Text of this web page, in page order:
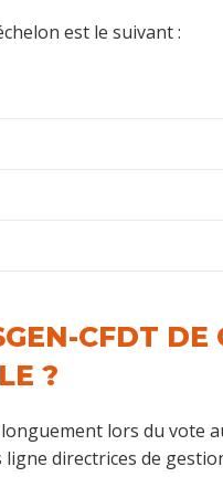
est le suivant :
CFDT
?
longuement lors du
directrices de